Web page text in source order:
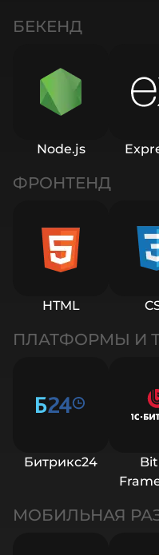
БЕКЕНД
Node.js
ФРОНТЕНД
HTML
ПЛАТФОРМЫ И
Битрикс24
МОБИЛЬНАЯ